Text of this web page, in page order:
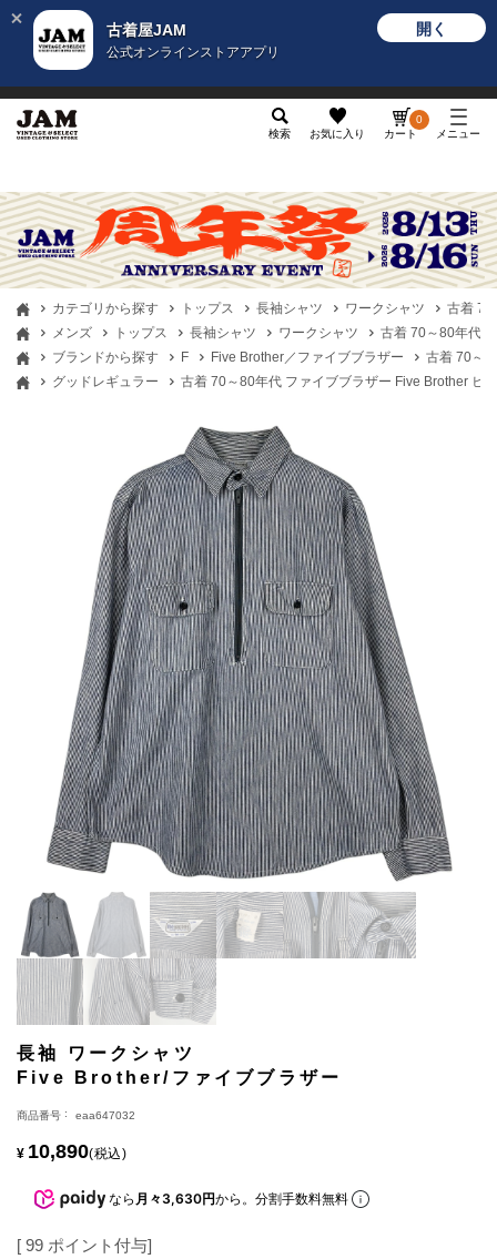
古着屋JAM
公式オンラインストアアプリ
開く
検索 お気に入り カート
0
メニュー
カテゴリから探す トップス 長袖シャツ ワークシャツ
古着 70
メンズ
トップス 長袖シャツ ワークシャツ
古着 70～80年代
ブランドから探す
F Five Brother／ファイブブラザー
古着 70～
グッドレギュラー
古着 70～80年代 ファイブブラザー Five Brother ヒ
長袖 ワークシャツ
Five Brother/ファイブブラザー
商品番号 eaa647032
¥ 10,890 税込
なら 月々3,630円から。分割手数料無料
[ 99 ポイント付与]